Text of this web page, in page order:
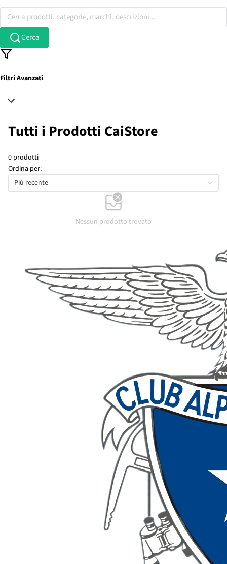
Cerca prodotti, categorie, marchi, descrizioni...
Cerca
Filtri Avanzati
Tutti i Prodotti CaiStore
0 prodotti
Ordina per:
Più recente
Nessun prodotto trovato